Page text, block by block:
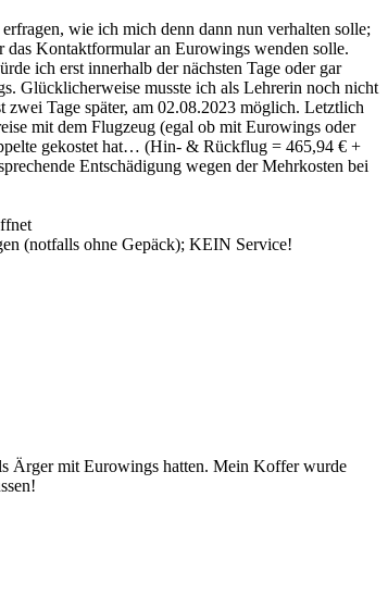
wie ich mich denn dann nun verhalten solle;
Kontaktformular an Eurowings wenden solle.
ich erst innerhalb der nächsten Tage oder gar
Glücklicherweise musste ich als Lehrerin noch nicht
Tage später, am 02.08.2023 möglich. Letztlich
mit dem Flugzeug (egal ob mit Eurowings oder
gekostet hat… (Hin- & Rückflug = 465,94 € +
Entschädigung wegen der Mehrkosten bei
(notfalls ohne Gepäck); KEIN Service!
Ärger mit Eurowings hatten. Mein Koffer wurde